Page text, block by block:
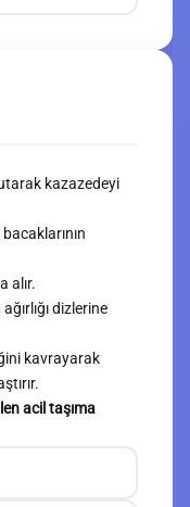
kazazedeyi
alır.
dizlerine
kavrayarak
acil taşıma